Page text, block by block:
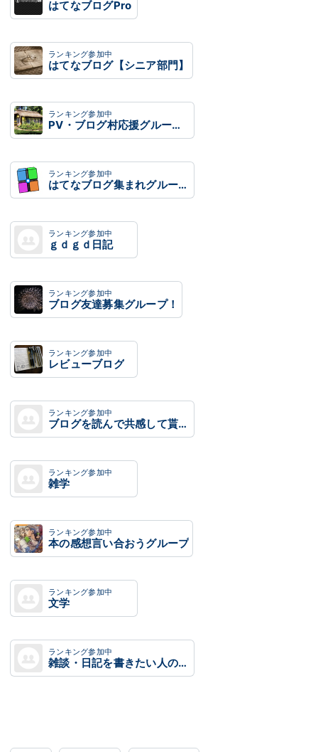
はてなブログPro
ランキング参加中
はてなブログ【シニア部門】
ランキング参加中
PV・ブログ村応援グループ 自由に利用してね！
ランキング参加中
はてなブログ集まれグループ カテゴリー：日記、その他
ランキング参加中
ｇｄｇｄ日記
ランキング参加中
ブログ友達募集グループ！
ランキング参加中
レビューブログ
ランキング参加中
ブログを読んで共感して貰うグループ
ランキング参加中
雑学
ランキング参加中
本の感想言い合おうグループ
ランキング参加中
文学
ランキング参加中
雑談・日記を書きたい人のグループ